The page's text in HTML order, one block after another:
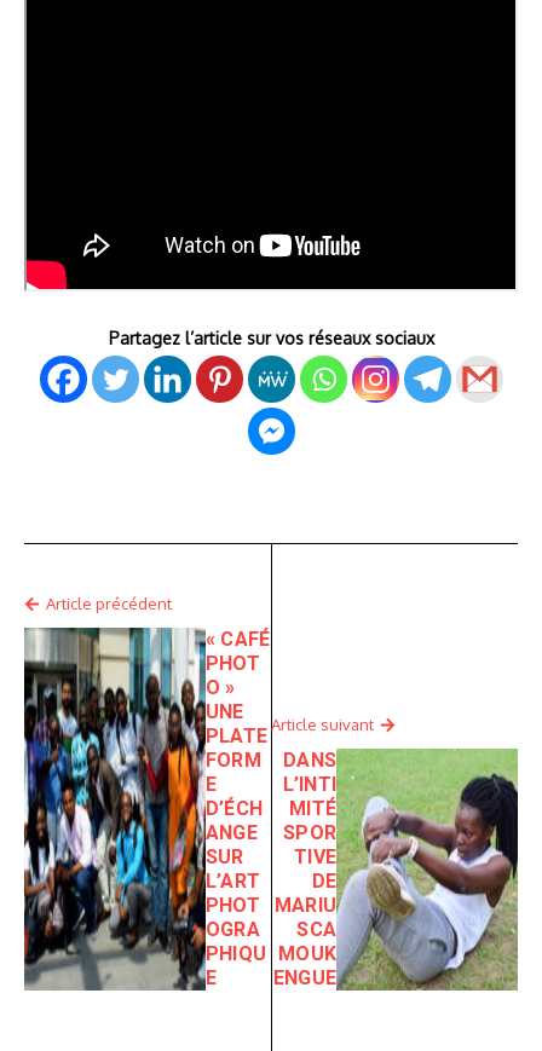
Partagez l’article sur vos réseaux sociaux
Article précédent
« CAFÉ
PHOT
O »
UNE
PLATE
FORM
E
D’ÉCH
ANGE
SUR
L’ART
PHOT
OGRA
PHIQU
E
Article suivant
DANS
L’INTI
MITÉ
SPOR
TIVE
DE
MARIU
SCA
MOUK
ENGUE